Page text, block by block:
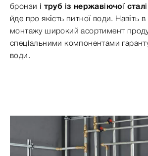
бронзи і труб із нержавіючої сталі
йде про якість питної води. Навіть
монтажу широкий асортимент
спеціальними компонентами
води.